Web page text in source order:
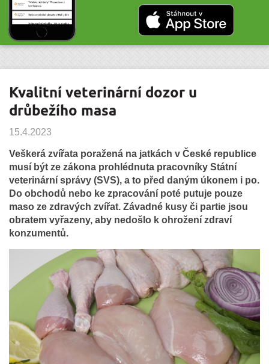
Kvalitní veterinární dozor u
drůbežího masa
15.4.2023
Veškerá zvířata poražená na jatkách v České republice
musí být ze zákona prohlédnuta pracovníky Státní
veterinární správy (SVS), a to před daným úkonem i po.
Do obchodů nebo ke zpracování poté putuje pouze
maso ze zdravých zvířat. Závadné kusy či partie jsou
obratem vyřazeny, aby nedošlo k ohrožení zdraví
konzumentů.